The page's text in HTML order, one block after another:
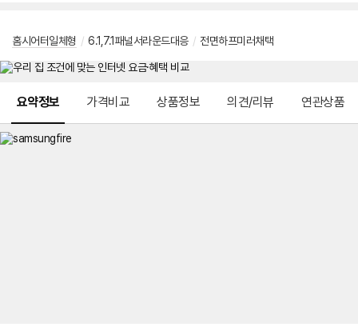
홈시어터일체형 / 6.1,7.1패널서라운드대응 / 전면하프미러채택
요약정보 가격비교 상품정보 의견/리뷰 연관상품